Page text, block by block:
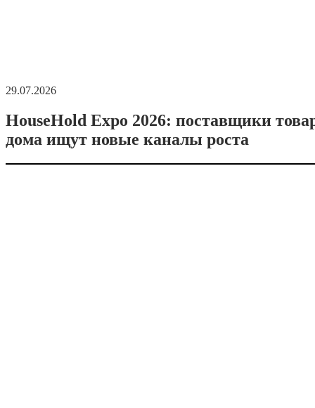
29.07.2026
HouseHold Expo 2026: поставщики
дома ищут новые каналы роста